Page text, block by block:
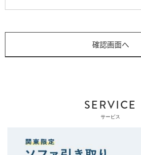
SERVICE
サービス